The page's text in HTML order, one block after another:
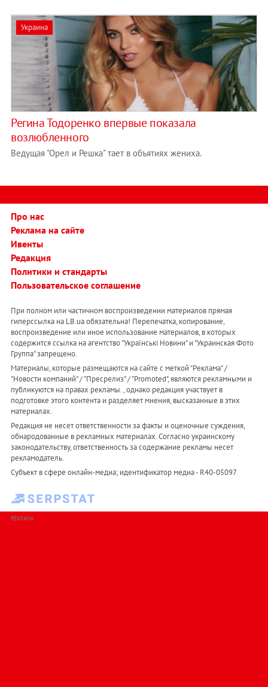
Украина
Регина Тодоренко впервые показала
возлюбленного
Ведущая "Орел и Решка" тает в объятиях жениха.
Про нас
Реклама на сайте
Ивенты
Редакция
Политики и стандарты
Пользовательское соглашение
При полном или частичном воспроизведении материалов прямая
гиперссылка на LB.ua обязательна! Перепечатка, копирование,
воспроизведение или иное использование материалов, в которых
содержится ссылка на агентство "Українськi Новини" и "Украинская Фото
Группа" запрещено.
Материалы, которые размещаются на сайте с меткой "Реклама" /
"Новости компаний" / "Пресрелиз" / "Promoted", являются рекламными и
публикуются на правах рекламы. , однако редакция участвует в
подготовке этого контента и разделяет мнения, высказанные в этих
материалах.
Редакция не несет ответственности за факты и оценочные суждения,
обнародованные в рекламных материалах. Согласно украинскому
законодательству, ответственность за содержание рекламы несет
рекламодатель.
Субъект в сфере онлайн-медиа; идентификатор медиа - R40-05097
РЕКЛАМА